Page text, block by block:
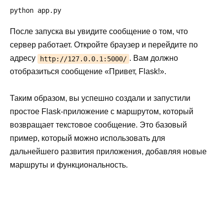
python app.py
После запуска вы увидите сообщение о том, что
сервер работает. Откройте браузер и перейдите по
адресу
http://127.0.0.1:5000/ . Вам должно
отобразиться сообщение «Привет, Flask!».
Таким образом, вы успешно создали и запустили
простое Flask-приложение с маршрутом, который
возвращает текстовое сообщение. Это базовый
пример, который можно использовать для
дальнейшего развития приложения, добавляя новые
маршруты и функциональность.